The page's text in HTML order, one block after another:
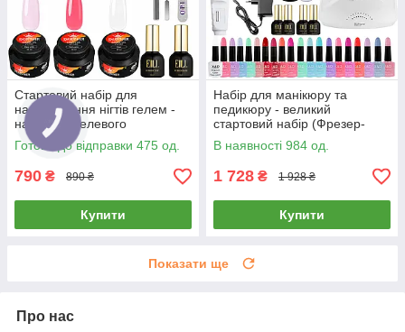
Стартовий набір для
нарощування нігтів гелем -
набір для гелевого
нарощування з лампою USB,
гелі 30мл, база, топ та
Готово до відправки 475 од.
790 ₴ 890 ₴
Купити
Набір для манікюру та
педикюру - великий
стартовий набір (Фрезер-
ручка, Лампа 24/48Вт,
20гель-лаків, гель, база, топ,
В наявності 984 од.
1 728 ₴ 1 928 ₴
Купити
Показати ще
Про нас